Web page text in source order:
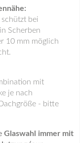
schützt bei
Scherben
10 mm möglich
mit
je nach
- bitte
Glaswahl immer mit